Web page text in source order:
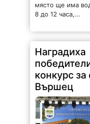
място ще има
8 до 12 часа,...
Наградиха
конкурс
Вършец